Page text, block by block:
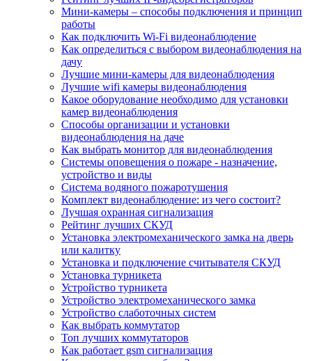
Мини-камеры – способы подключения и принцип
работы
Как подключить Wi-Fi видеонаблюдение
Как определиться с выбором видеонаблюдения на
дачу
Лучшие мини-камеры для видеонаблюдения
Лучшие wifi камеры видеонаблюдения
Какое оборудование необходимо для установки
камер видеонаблюдения
Способы организации и установки
видеонаблюдения на даче
Как выбрать монитор для видеонаблюдения
Системы оповещения о пожаре - назначение,
устройство и виды
Система водяного пожаротушения
Комплект видеонаблюдение: из чего состоит?
Лучшая охранная сигнализация
Рейтинг лучших СКУД
Установка электромеханического замка на дверь
или калитку
Установка и подключение считывателя СКУД
Установка турникета
Устройство турникета
Устройство электромеханического замка
Устройство слаботочных систем
Как выбрать коммутатор
Топ лучших коммутаторов
Как работает gsm сигнализация